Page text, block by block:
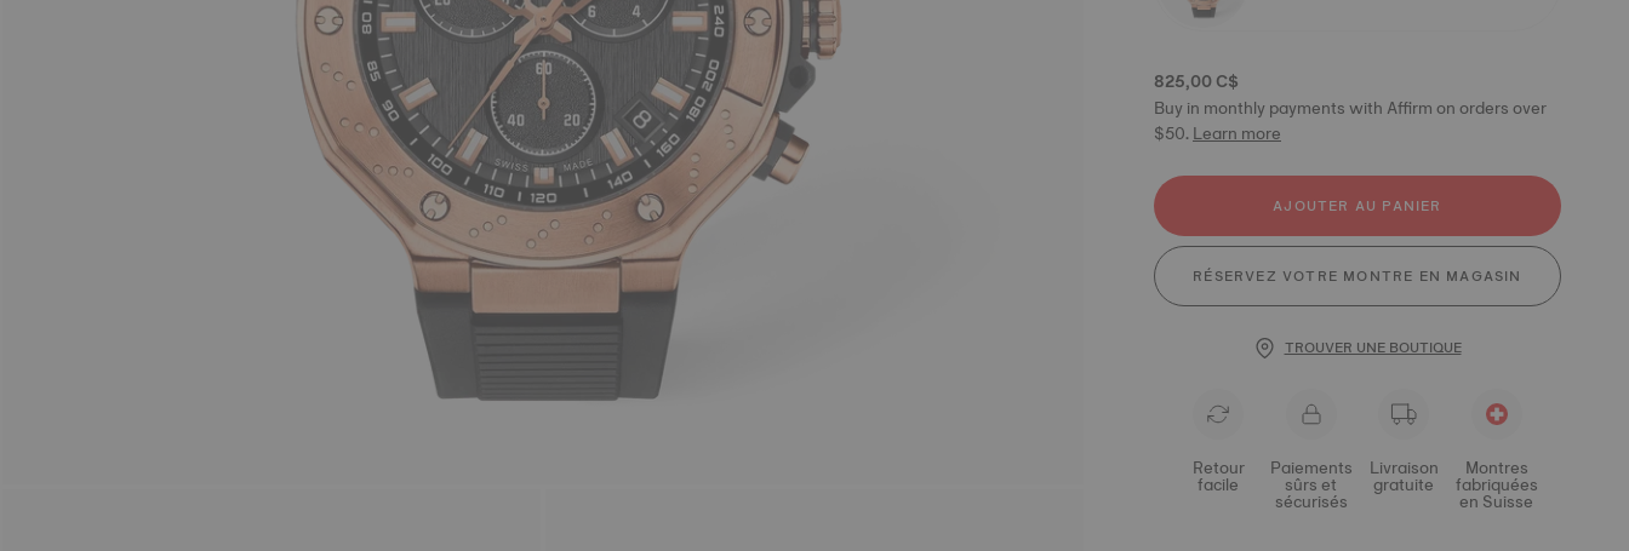
825,00 C$
Buy in monthly payments with Affirm on orders over
$50.Learn more
AJOUTER AU PANIER
RÉSERVEZ VOTRE MONTRE EN MAGASIN
TROUVER UNE BOUTIQUE
Retour
facile
Paiements
sûrs et
sécurisés
Livraison
gratuite
Montres
fabriquées
en Suisse